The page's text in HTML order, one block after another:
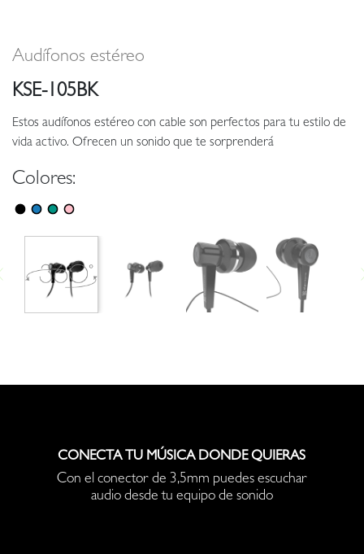
Audífonos estéreo
KSE-105BK
Estos audífonos estéreo con cable son perfectos para tu estilo de
vida activo. Ofrecen un sonido que te sorprenderá
Colores:
CONECTA TU MÚSICA DONDE QUIERAS
Con el conector de 3,5mm puedes escuchar
audio desde tu equipo de sonido